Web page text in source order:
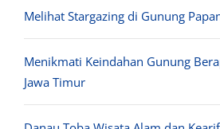
Melihat Stargazing di Gunung
Menikmati Keindahan Gunung
Jawa Timur